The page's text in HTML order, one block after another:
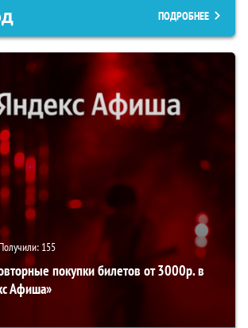
ПОДРОБНЕЕ
155
покупки билетов от 3000р. в
Афиша»